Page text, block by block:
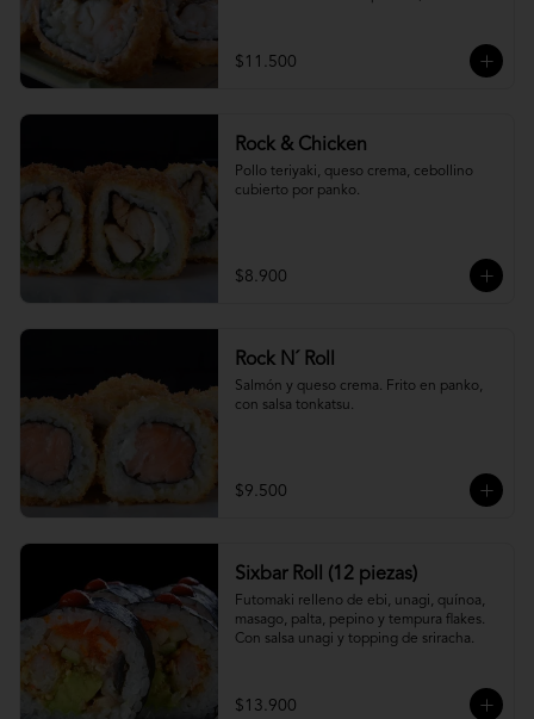
$11.500
Rock & Chicken
Pollo teriyaki, queso crema, cebollino
cubierto por panko.
$8.900
Rock N´ Roll
Salmón y queso crema. Frito en panko,
con salsa tonkatsu.
$9.500
Sixbar Roll (12 piezas)
Futomaki relleno de ebi, unagi, quínoa,
masago, palta, pepino y tempura flakes.
Con salsa unagi y topping de sriracha.
$13.900